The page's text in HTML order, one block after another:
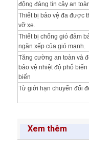
động đáng tin cậy an
Thiết bị bảo vệ đa được
vỡ xe.
Thiết bị chống gió đảm
ngăn xếp của gió mạnh.
Tăng cường an toàn và
bảo vệ nhiệt độ phổ
biến
Từ giới hạn chuyển đổi
Xem thêm